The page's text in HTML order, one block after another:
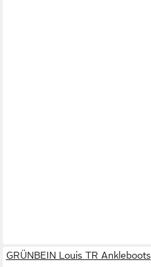
GRÜNBEIN Louis TR Ankleboots